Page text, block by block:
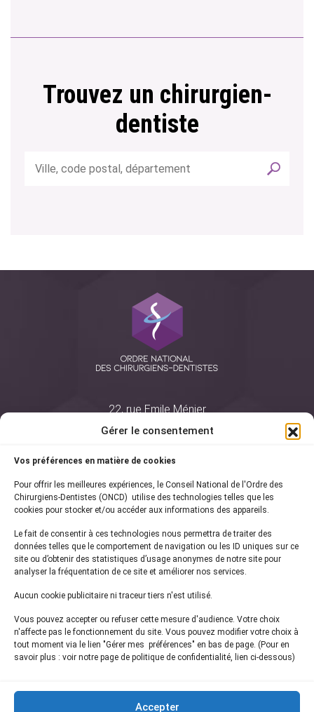
Gérer le consentement
Vos préférences en matière de cookies
Pour offrir les meilleures expériences, le Conseil National de l'Ordre des
Chirurgiens-Dentistes (ONCD) utilise des technologies telles que les
cookies pour stocker et/ou accéder aux informations des appareils.
Le fait de consentir à ces technologies nous permettra de traiter des
données telles que le comportement de navigation ou les ID uniques sur ce
site ou d’obtenir des statistiques d’usage anonymes de notre site pour
analyser la fréquentation de ce site et améliorer nos services.
Aucun cookie publicitaire ni traceur tiers n'est utilisé.
Vous pouvez accepter ou refuser cette mesure d'audience. Votre choix
n'affecte pas le fonctionnement du site. Vous pouvez modifier votre choix à
tout moment via le lien "Gérer mes préférences" en bas de page. (Pour en
savoir plus : voir notre page de politique de confidentialité, lien ci-dessous)
Accepter
Trouvez un chirurgien-
dentiste
22, rue Emile Ménier
75761 Paris Cedex 16
01 44 34 78 80
courrier@oncd.org
Actualités
Presse
Informations légales
Plan du site
Inscrivez-vous à notrenewsletter